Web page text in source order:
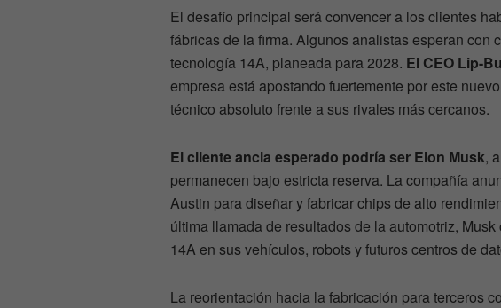
El desafío principal será convencer a los clientes
fábricas de la firma. Algunos analistas esperan con
tecnología 14A, planeada para 2028. El CEO Lip-
empresa está apostando fuertemente por este
técnico absoluto frente a sus rivales más cercanos.
El cliente ancla esperado podría ser Elon Musk,
permanecen bajo estricta reserva. La compañía
Austin para diseñar y fabricar chips de alto
última llamada de resultados de la automotriz,
14A en sus vehículos, robots y futuros centros de
La reorientación hacia la fabricación para terceros